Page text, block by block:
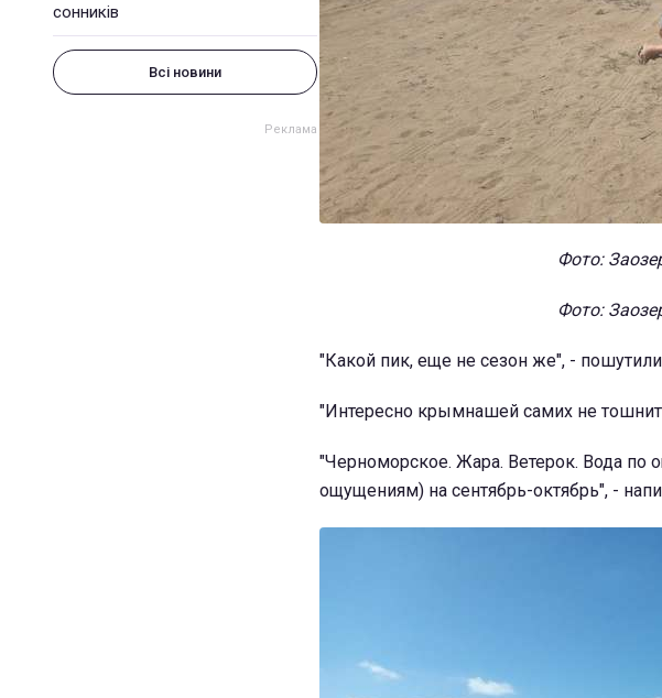
сонників
Всі новини
Фото:
Фото:
"Какой пик, еще не сезон же", -
"Интересно крымнашей самих не
"Черноморское. Жара. Ветерок. Вода по
ощущениям) на сентябрь-октябрь", -